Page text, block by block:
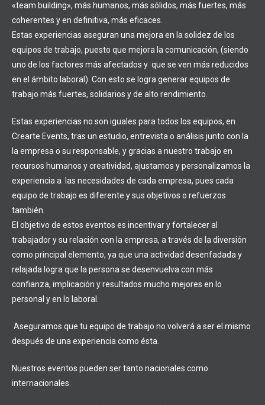
«team building», más humanos, más sólidos, más fuertes, más
coherentes y en definitiva, más eficaces.
Estas experiencias aseguran una mejora en la solidez de los
equipos de trabajo, puesto que mejora la comunicación, (siendo
uno de los factores más afectados y que se ven más reducidos
en el ámbito laboral). Con esto se logra generar equipos de
trabajo más fuertes, solidarios y de alto rendimiento.
Estas experiencias no son iguales para todos los equipos, en
Crearte Events, tras un estudio, entrevista o análisis junto con la
la empresa o su responsable, y gracias a nuestro trabajo en
recursos humanos y creatividad, ajustamos y personalizamos la
experiencia a las necesidades de cada empresa, pues cada
equipo de trabajo es diferente y sus objetivos o refuerzos
también.
El objetivo de estos eventos es incentivar y fortalecer al
trabajador y su relación con la empresa, a través de la diversión
como principal elemento, ya que una actividad desenfadada y
relajada logra que la persona se desenvuelva con más
confianza, implicación y resultados mucho mejores en lo
personal y en lo laboral.
Aseguramos que tu equipo de trabajo no volverá a ser el mismo
después de una experiencia como ésta.
Nuestros eventos pueden ser tanto nacionales como
internacionales.